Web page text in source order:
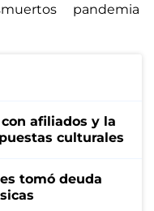
pandemia
afiliados y la
culturales
tomó deuda